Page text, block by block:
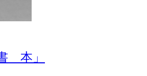
本」